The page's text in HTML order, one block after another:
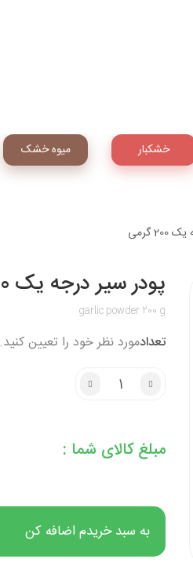
خشکبار میوه‌ خشک
گرمی
پودر سیر درجه یک 200 گرمی
garlic powder 200 g
تعدادمورد نظر خود را تعیین کنید.
مبلغ کالای شما :
به سبد خریدم اضافه کن